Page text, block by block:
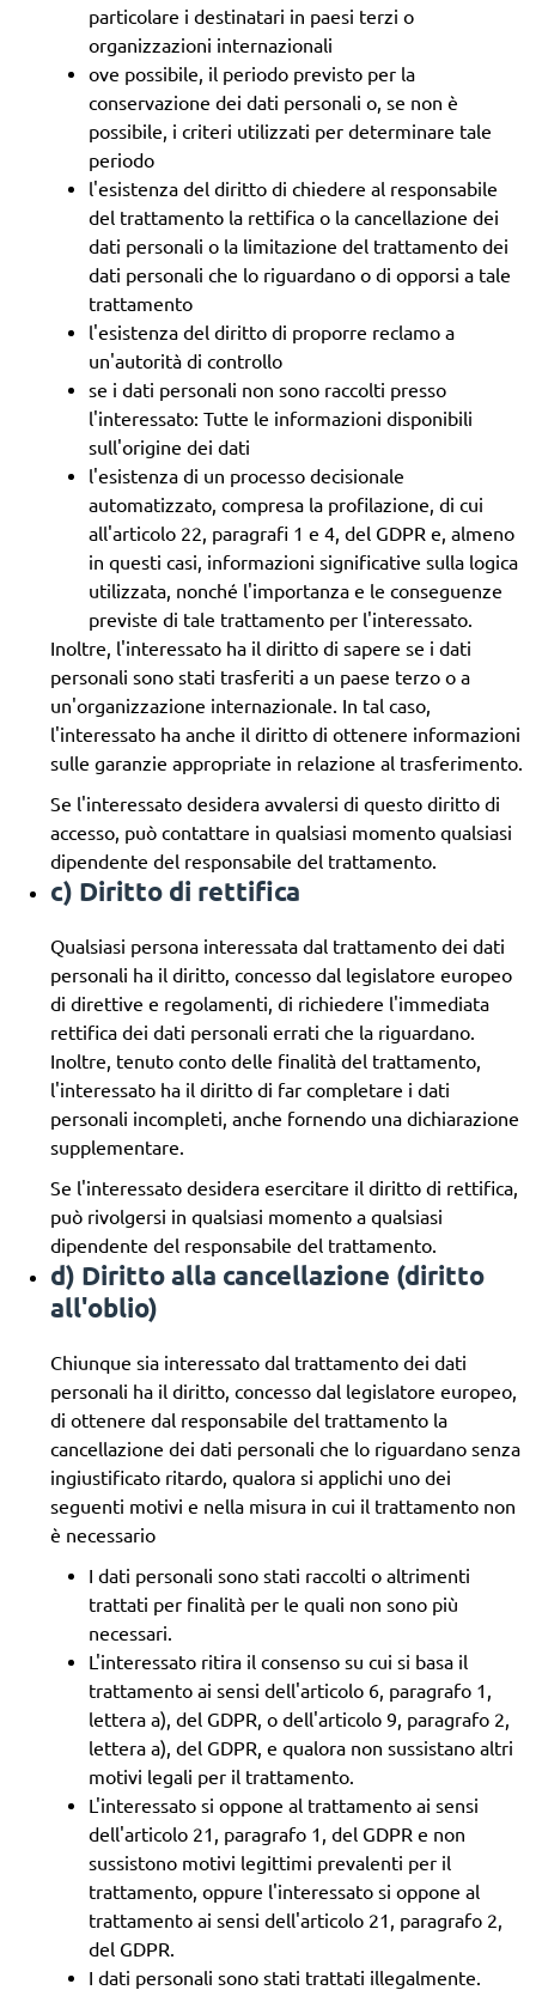
particolare i destinatari in paesi terzi o
organizzazioni internazionali
ove possibile, il periodo previsto per la
conservazione dei dati personali o, se non è
possibile, i criteri utilizzati per determinare tale
periodo
l'esistenza del diritto di chiedere al responsabile
del trattamento la rettifica o la cancellazione dei
dati personali o la limitazione del trattamento dei
dati personali che lo riguardano o di opporsi a tale
trattamento
l'esistenza del diritto di proporre reclamo a
un'autorità di controllo
se i dati personali non sono raccolti presso
l'interessato: Tutte le informazioni disponibili
sull'origine dei dati
l'esistenza di un processo decisionale
automatizzato, compresa la profilazione, di cui
all'articolo 22, paragrafi 1 e 4, del GDPR e, almeno
in questi casi, informazioni significative sulla logica
utilizzata, nonché l'importanza e le conseguenze
previste di tale trattamento per l'interessato.
Inoltre, l'interessato ha il diritto di sapere se i dati
personali sono stati trasferiti a un paese terzo o a
un'organizzazione internazionale. In tal caso,
l'interessato ha anche il diritto di ottenere informazioni
sulle garanzie appropriate in relazione al trasferimento.
Se l'interessato desidera avvalersi di questo diritto di
accesso, può contattare in qualsiasi momento qualsiasi
dipendente del responsabile del trattamento.
c) Diritto di rettifica
Qualsiasi persona interessata dal trattamento dei dati
personali ha il diritto, concesso dal legislatore europeo
di direttive e regolamenti, di richiedere l'immediata
rettifica dei dati personali errati che la riguardano.
Inoltre, tenuto conto delle finalità del trattamento,
l'interessato ha il diritto di far completare i dati
personali incompleti, anche fornendo una dichiarazione
supplementare.
Se l'interessato desidera esercitare il diritto di rettifica,
può rivolgersi in qualsiasi momento a qualsiasi
dipendente del responsabile del trattamento.
d) Diritto alla cancellazione (diritto
all'oblio)
Chiunque sia interessato dal trattamento dei dati
personali ha il diritto, concesso dal legislatore europeo,
di ottenere dal responsabile del trattamento la
cancellazione dei dati personali che lo riguardano senza
ingiustificato ritardo, qualora si applichi uno dei
seguenti motivi e nella misura in cui il trattamento non
è necessario
I dati personali sono stati raccolti o altrimenti
trattati per finalità per le quali non sono più
necessari.
L'interessato ritira il consenso su cui si basa il
trattamento ai sensi dell'articolo 6, paragrafo 1,
lettera a), del GDPR, o dell'articolo 9, paragrafo 2,
lettera a), del GDPR, e qualora non sussistano altri
motivi legali per il trattamento.
L'interessato si oppone al trattamento ai sensi
dell'articolo 21, paragrafo 1, del GDPR e non
sussistono motivi legittimi prevalenti per il
trattamento, oppure l'interessato si oppone al
trattamento ai sensi dell'articolo 21, paragrafo 2,
del GDPR.
I dati personali sono stati trattati illegalmente.